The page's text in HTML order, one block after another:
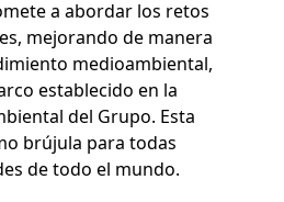
a abordar los retos
mejorando de manera
medioambiental,
establecido en la
del Grupo. Esta
brújula para todas
de todo el mundo.